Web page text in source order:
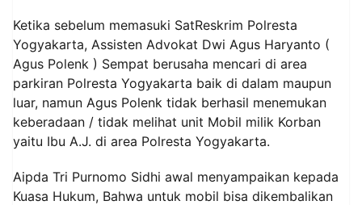
Ketika sebelum memasuki SatReskrim Polresta
Yogyakarta, Assisten Advokat Dwi Agus Haryanto (
Agus Polenk ) Sempat berusaha mencari di area
parkiran Polresta Yogyakarta baik di dalam maupun
luar, namun Agus Polenk tidak berhasil menemukan
keberadaan / tidak melihat unit Mobil milik Korban
yaitu Ibu A.J. di area Polresta Yogyakarta.
Aipda Tri Purnomo Sidhi awal menyampaikan kepada
Kuasa Hukum, Bahwa untuk mobil bisa dikembalikan